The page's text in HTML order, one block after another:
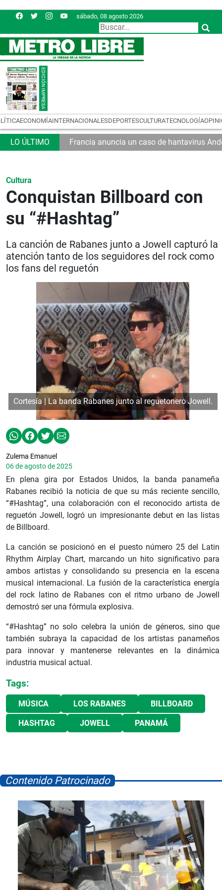
sábado, 08 agosto 2026
ECONOMÍAINTERNACIONALESDEPORTESCULTURATECNOLOGÍA
Francia anuncia un caso de hantavirus
Cultura
Conquistan Billboard con
su “#Hashtag”
La canción de Rabanes junto a Jowell capturó la
atención tanto de los seguidores del rock como
los fans del reguetón
Cortesía | La banda Rabanes junto al reguetonero Jowell.
Zulema Emanuel
06 de agosto de 2025
En plena gira por Estados Unidos, la banda panameña
Rabanes recibió la noticia de que su más reciente sencillo,
“#Hashtag”, una colaboración con el reconocido artista de
reguetón Jowell, logró un impresionante debut en las listas
de Billboard.
La canción se posicionó en el puesto número 25 del Latin
Rhythm Airplay Chart, marcando un hito significativo para
ambos artistas y consolidando su presencia en la escena
musical internacional. La fusión de la característica energía
del rock latino de Rabanes con el ritmo urbano de Jowell
demostró ser una fórmula explosiva.
“#Hashtag” no solo celebra la unión de géneros, sino que
también subraya la capacidad de los artistas panameños
para innovar y mantenerse relevantes en la dinámica
industria musical actual.
Tags:
MÚSICA LOS RABANES BILLBOARD
HASHTAG JOWELL PANAMÁ
Contenido Patrocinado